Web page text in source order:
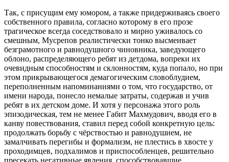
Так, с присущим ему юмором, а также придерживаясь своего
собственного правила, согласно которому в его прозе
трагическое всегда соседствовало и мирно уживалось со
смешным, Мусрепов реалистически тонко высмеивает
безграмотного и равнодушного чиновника, заведующего
облоно, распределяющего ребят из детдома, вопреки их
очевидным способностям и склонностям, куда попало, но при
этом прикрывающегося демагогическим словоблудием,
переполненным напоминаниями о том, что государство, от
имени народа, понесло немалые затраты, содержав и учив
ребят в их детском доме. И хотя у персонажа этого роль
эпизодическая, тем не менее Габит Махмудович, вводя его в
канву повествования, ставил перед собой конкретную цель:
продолжать борьбу с чёрствостью и равнодушием, не
замалчивать перегибы и формализм, не плестись в хвосте у
проходимцев, подхалимов и приспособленцев, решительно
пресекать негативные явления, способствовавшие